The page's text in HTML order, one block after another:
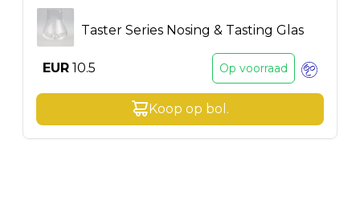
Taster Series Nosing & Tasting Glas
EUR 10.5 Op voorraad
Koop op bol .